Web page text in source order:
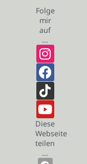
Folge
mir
auf
...
Diese
Webseite
teilen
...